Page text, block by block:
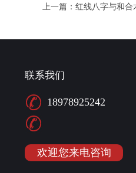
上一篇： 红线八字与和合
联系我们
18978925242
欢迎您来电咨询